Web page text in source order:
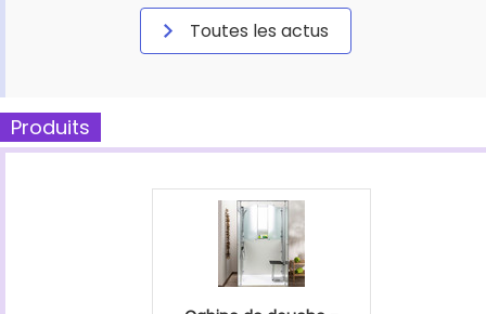
Toutes les actus
Produits